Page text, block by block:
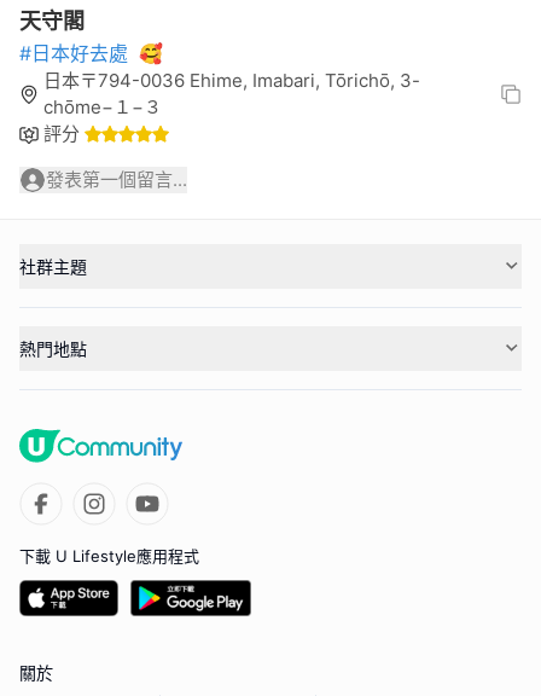
天守閣
#日本好去處 🥰
日本〒794-0036 Ehime, Imabari, Tōrichō, 3-
chōme−１−３
評分
發表第一個留言...
社群主題
熱門地點
下載 U Lifestyle應用程式
關於